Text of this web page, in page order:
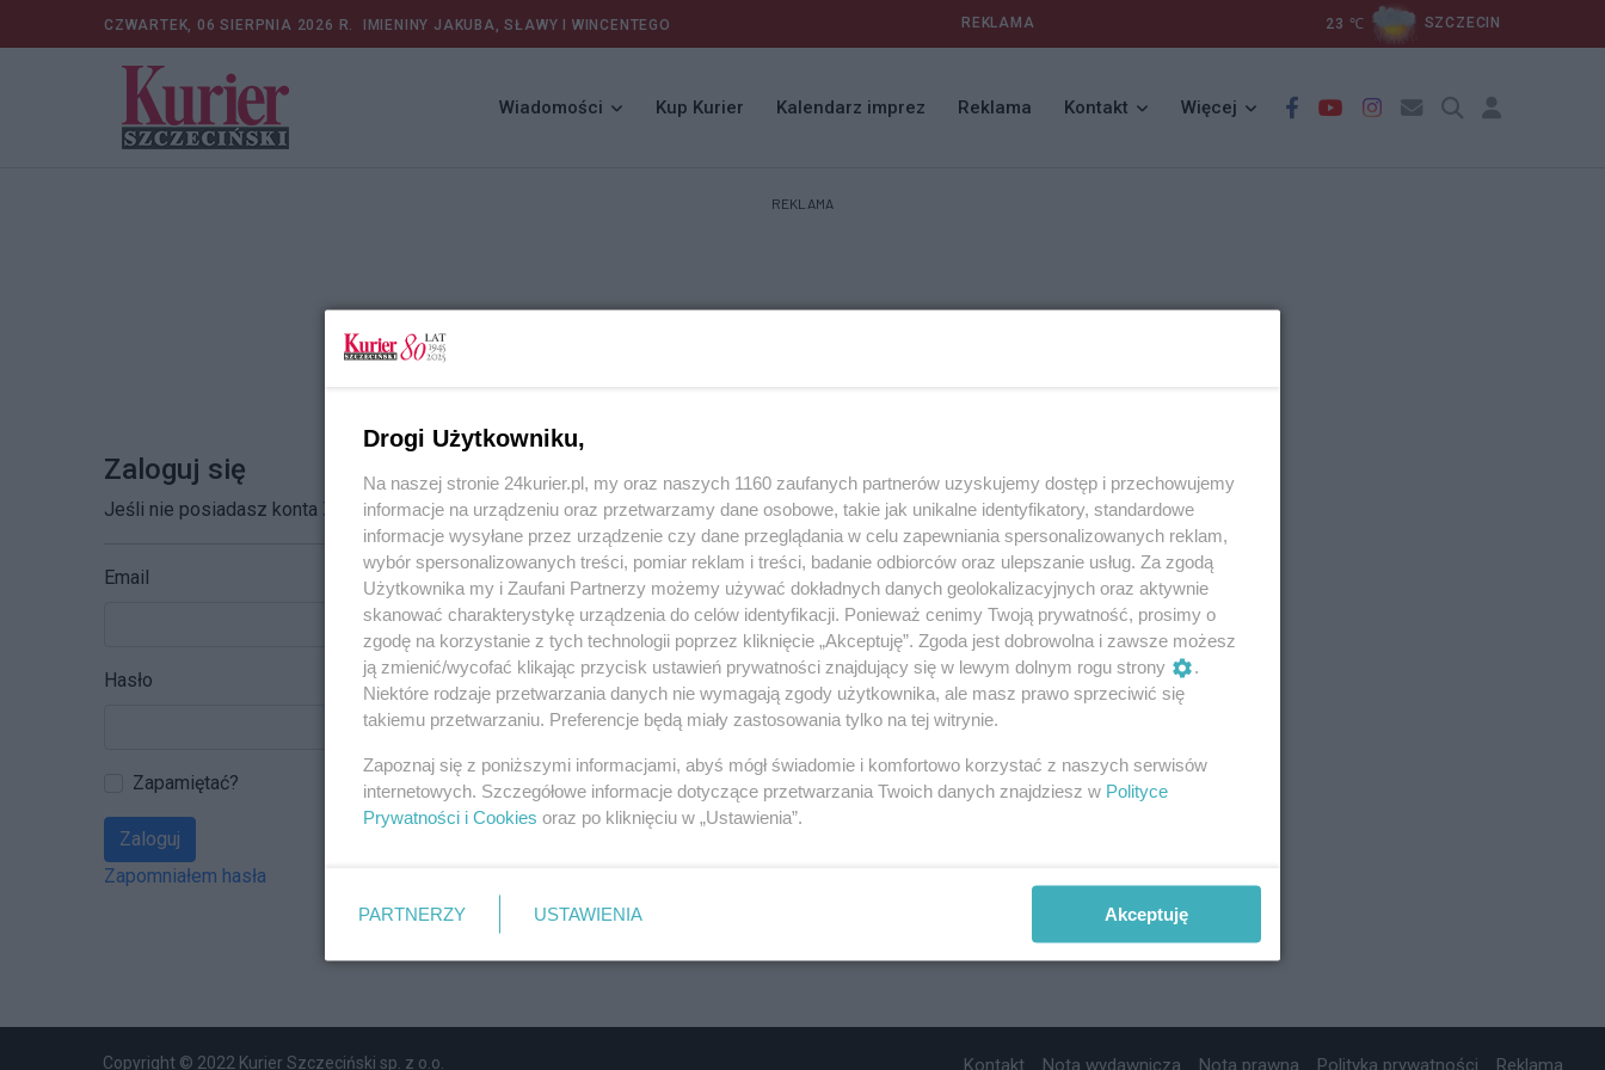
CZWARTEK, 06 SIERPNIA 2026 R. IMIENINY JAKUBA, SŁAWY I WINCENTEGO REKLAMA 23 ℃ SZCZECIN
Wiadomości Kup Kurier Kalendarz imprez Reklama Kontakt Więcej
REKLAMA
Zaloguj się
Jeśli nie posiadasz konta Zarejestruj się
Email
Hasło
Zapamiętać?
Zaloguj
Zapomniałem hasła
Copyright © 2022 Kurier Szczeciński sp. z o.o. Kontakt Nota wydawnicza Nota prawna Polityka prywatności Reklama
Drogi Użytkowniku,
Na naszej stronie 24kurier.pl, my oraz naszych 1160 zaufanych partnerów uzyskujemy dostęp i przechowujemy
informacje na urządzeniu oraz przetwarzamy dane osobowe, takie jak unikalne identyfikatory, standardowe
informacje wysyłane przez urządzenie czy dane przeglądania w celu zapewniania spersonalizowanych reklam,
wybór spersonalizowanych treści, pomiar reklam i treści, badanie odbiorców oraz ulepszanie usług. Za zgodą
Użytkownika my i Zaufani Partnerzy możemy używać dokładnych danych geolokalizacyjnych oraz aktywnie
skanować charakterystykę urządzenia do celów identyfikacji. Ponieważ cenimy Twoją prywatność, prosimy o
zgodę na korzystanie z tych technologii poprzez kliknięcie „Akceptuję”. Zgoda jest dobrowolna i zawsze możesz
ją zmienić/wycofać klikając przycisk ustawień prywatności znajdujący się w lewym dolnym rogu strony
.
Niektóre rodzaje przetwarzania danych nie wymagają zgody użytkownika, ale masz prawo sprzeciwić się
takiemu przetwarzaniu. Preferencje będą miały zastosowania tylko na tej witrynie.
Zapoznaj się z poniższymi informacjami, abyś mógł świadomie i komfortowo korzystać z naszych serwisów
internetowych. Szczegółowe informacje dotyczące przetwarzania Twoich danych znajdziesz w Polityce
Prywatności i Cookies oraz po kliknięciu w „Ustawienia”.
PARTNERZY USTAWIENIA Akceptuję